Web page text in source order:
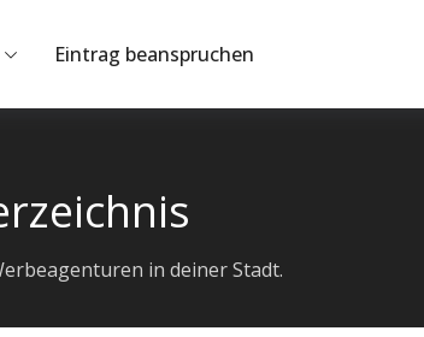
Eintrag beanspruchen
in deiner Stadt.